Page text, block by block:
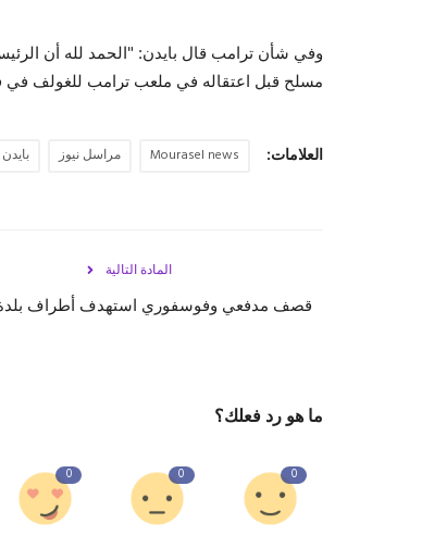
وفي شأن ترامب قال بايدن: "الحمد لله أن
مسلح قبل اعتقاله في ملعب ترامب للغولف في
العلامات: Mourasel news مراسل نيوز بايدن
المادة التالية
قصف مدفعي وفوسفوري استهدف أطراف بلدة
ما هو رد فعلك؟
0
0
0